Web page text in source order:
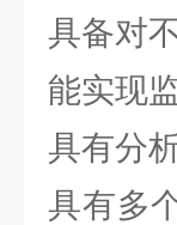
具备对
能实现
具有分
具有多